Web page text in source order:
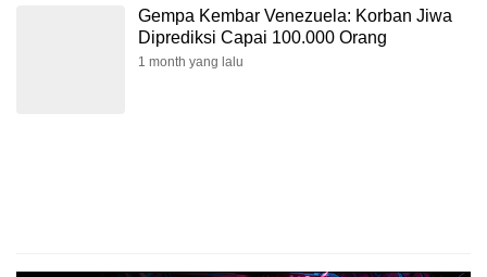
Gempa Kembar Venezuela: Korban Jiwa
Diprediksi Capai 100.000 Orang
1 month yang lalu